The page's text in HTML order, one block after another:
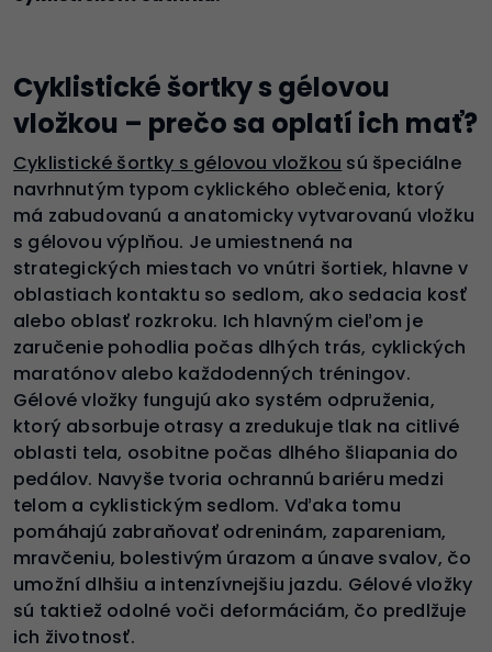
Cyklistické šortky s gélovou
vložkou – prečo sa oplatí ich mať?
Cyklistické šortky s gélovou vložkou sú špeciálne
navrhnutým typom cyklického oblečenia, ktorý
má zabudovanú a anatomicky vytvarovanú vložku
s gélovou výplňou. Je umiestnená na
strategických miestach vo vnútri šortiek, hlavne v
oblastiach kontaktu so sedlom, ako sedacia kosť
alebo oblasť rozkroku. Ich hlavným cieľom je
zaručenie pohodlia počas dlhých trás, cyklických
maratónov alebo každodenných tréningov.
Gélové vložky fungujú ako systém odpruženia,
ktorý absorbuje otrasy a zredukuje tlak na citlivé
oblasti tela, osobitne počas dlhého šliapania do
pedálov. Navyše tvoria ochrannú bariéru medzi
telom a cyklistickým sedlom. Vďaka tomu
pomáhajú zabraňovať odreninám, zapareniam,
mravčeniu, bolestivým úrazom a únave svalov, čo
umožní dlhšiu a intenzívnejšiu jazdu. Gélové vložky
sú taktiež odolné voči deformáciám, čo predlžuje
ich životnosť.